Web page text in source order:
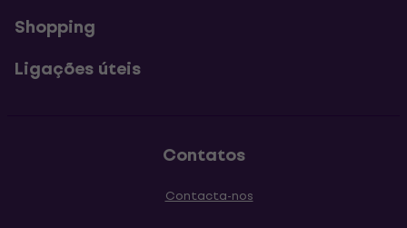
Shopping
Ligações úteis
Contatos
Contacta-nos